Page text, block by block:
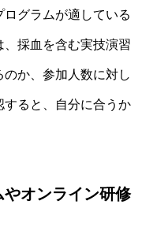
グラムが適している
採血を含む実技演習
か、参加人数に対し
ると、自分に合うか
やオンライン研修